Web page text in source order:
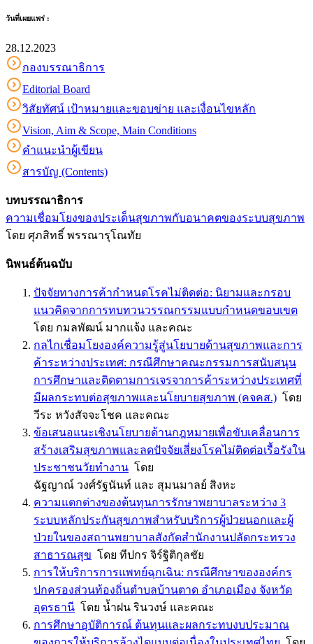
วันที่เผยแพร่ :
28.12.2023
กองบรรณาธิการ
Editorial Board
วิสัยทัศน์ เป้าหมายและขอบข่าย และเงื่อนไขหลัก
Vision, Aim & Scope, Main Conditions
คำแนะนำผู้เขียน
สารบัญ (Contents)
บทบรรณาธิการ
ความเชื่อมโยงของประเด็นสุขภาพกับอนาคตของระบบสุขภาพ
โดย ศุภสิทธิ์ พรรณารุโณทัย
นิพนธ์ต้นฉบับ
ปัจจัยทางการค้ากำหนดโรคไม่ติดต่อ: นิยามและกรอบ
แนวคิดจากการทบทวนวรรณกรรมแบบกำหนดขอบเขต
โดย กมลพัฒน์ มากแจ้ง และคณะ
กลไกเชื่อมโยงองค์ความรู้สู่นโยบายด้านสุขภาพและการ
ค้าระหว่างประเทศ: กรณีศึกษาคณะกรรมการสนับสนุน
การศึกษาและติดตามการเจรจาการค้าระหว่างประเทศที่
มีผลกระทบต่อสุขภาพและนโยบายสุขภาพ (คจคส.) โดย
วีระ หวังสัจจะโชค และคณะ
ข้อเสนอแนะเชิงนโยบายด้านกฎหมายเพื่อขับเคลื่อนการ
สร้างเสริมสุขภาพและลดปัจจัยเสี่ยงโรคไม่ติดต่อเรื้อรังใน
ประชาชนวัยทำงาน โดย
ฉัฐญาณ์ วงศ์รัฐนันท์ และ สุมนมาลย์ สิงหะ
ความแตกต่างของต้นทุนการรักษาพยาบาลระหว่าง 3
ระบบหลักประกันสุขภาพสำหรับบริการผู้ป่วยนอกและผู้
ป่วยในของสถานพยาบาลสังกัดสำนักงานปลัดกระทรวง
สาธารณสุข โดย ทีปกร จิร์ฐิติกุลชัย
การให้บริการการแพทย์ฉุกเฉิน: กรณีศึกษาขององค์กร
ปกครองส่วนท้องถิ่นตำบลบ้านตาด อำเภอเมือง จังหวัด
อุดรธานี โดย น้ำฝน รินวงษ์ และคณะ
การศึกษาอุบัติการณ์ ต้นทุนและผลกระทบงบประมาณ